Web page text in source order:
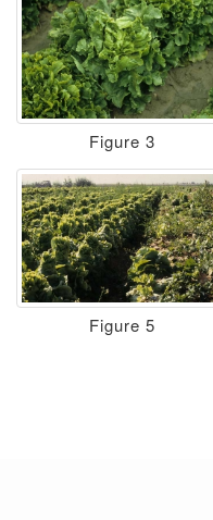
Figure 3
Figure 5